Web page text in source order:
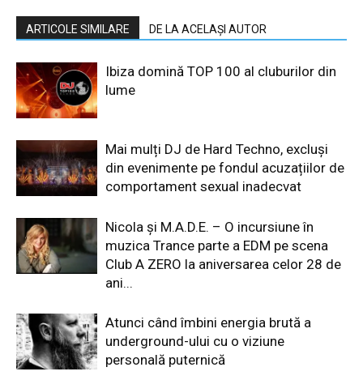
ARTICOLE SIMILARE DE LA ACELAȘI AUTOR
Ibiza domină TOP 100 al cluburilor din
lume
Mai mulți DJ de Hard Techno, excluși
din evenimente pe fondul acuzațiilor de
comportament sexual inadecvat
Nicola și M.A.D.E. – O incursiune în
muzica Trance parte a EDM pe scena
Club A ZERO la aniversarea celor 28 de
ani...
Atunci când îmbini energia brută a
underground-ului cu o viziune
personală puternică